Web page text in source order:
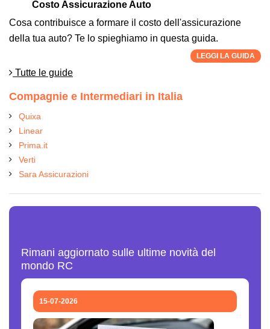
Costo Assicurazione Auto
Cosa contribuisce a formare il costo dell'assicurazione
della tua auto? Te lo spieghiamo in questa guida.
LEGGI LA GUIDA
Tutte le guide
Compagnie e Intermediari in Italia
Quixa
Linear
Prima.it
Verti
Sara Assicurazioni
Rimani aggiornato sulle ultime novità del
mondo RC
15-07-2026